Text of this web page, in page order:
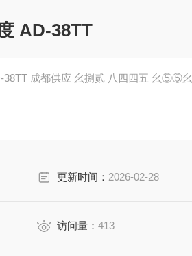
气动隔膜泵 F系列高纯度 AD-38TT
气动隔膜泵 F系列高纯度 AD-38TT 成都供应 幺捌贰 八四四五 幺⑤⑤幺
孔，用于连接将废气引至管道等的软管。
更新时间： 2026-02-28
访问量： 413